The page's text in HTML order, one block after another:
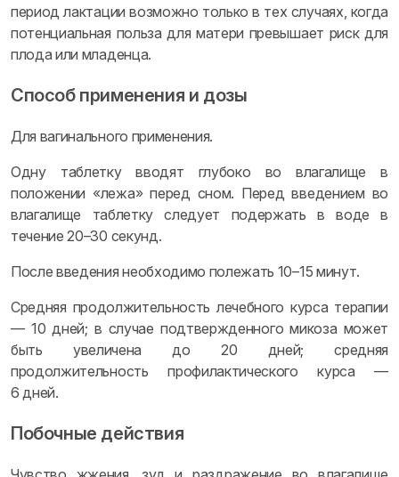
период лактации возможно только в тех случаях, когда
потенциальная польза для матери превышает риск для
плода или младенца.
Способ применения и дозы
Для вагинального применения.
Одну таблетку вводят глубоко во влагалище в
положении «лежа» перед сном. Перед введением во
влагалище таблетку следует подержать в воде в
течение 20–30 секунд.
После введения необходимо полежать 10–15 минут.
Средняя продолжительность лечебного курса терапии
— 10 дней; в случае подтвержденного микоза может
быть увеличена до 20 дней; средняя
продолжительность профилактического курса —
6 дней.
Побочные действия